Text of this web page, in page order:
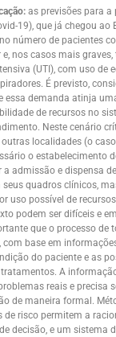
as previsões para a
19), que já chegou ao
número de pacientes
nos casos mais
(UTI), com uso de
É previsto,
essa demanda atinja
de recursos no
Neste cenário
localidades (o
o estabelecimento
admissão e dispensa
quadros clínicos,
uso possível de
podem ser difíceis e
que o processo de
com base em
do paciente e as
A
reais e precisa
de maneira formal.
de risco permitem a
decisão, e um sistema